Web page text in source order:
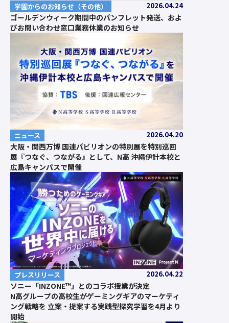
学園からのお知らせ（その他） 2026.04.24
ゴールデンウィーク期間中のパンフレット発送、およ
びお問い合わせ窓口業務休業のお知らせ
ニュース 2026.04.20
大阪・関西万博 国連パビリオンの特別展を特別巡回
展『つなぐ、つながる』として、N高 沖縄伊計本校と
広島キャンパスで開催
プレスリリース 2026.04.22
ソニー「INZONE™」とのコラボ授業が決定
N高グループの高校生がゲーミングギアのマーケティ
ング戦略を 立案・提案する実践型探究学習を4月より
開始